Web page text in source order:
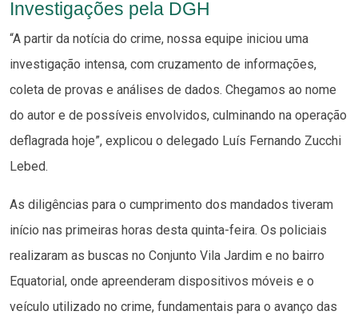
Investigações pela DGH
“A partir da notícia do crime, nossa equipe iniciou uma
investigação intensa, com cruzamento de informações,
coleta de provas e análises de dados. Chegamos ao nome
do autor e de possíveis envolvidos, culminando na operação
deflagrada hoje”, explicou o delegado Luís Fernando Zucchi
Lebed.
As diligências para o cumprimento dos mandados tiveram
início nas primeiras horas desta quinta-feira. Os policiais
realizaram as buscas no Conjunto Vila Jardim e no bairro
Equatorial, onde apreenderam dispositivos móveis e o
veículo utilizado no crime, fundamentais para o avanço das